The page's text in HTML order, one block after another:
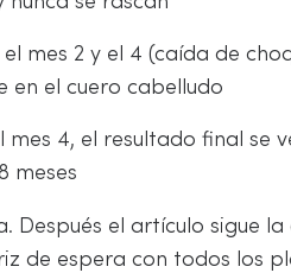
mes 2 y el 4 (caída de
en el cuero cabelludo
4, el resultado final se
meses
el artículo sigue
de espera con todos los